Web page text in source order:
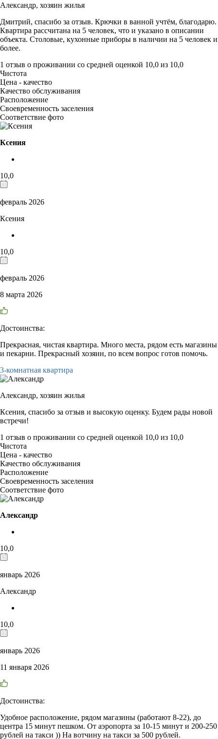
Александр, хозяин жилья
Дмитрий, спасибо за отзыв. Крючки в ванной учтём, благодарю.
Квартира рассчитана на 5 человек, что и указано в описании
объекта. Столовые, кухонные приборы в наличии на 5 человек и
более.
1 отзыв о проживании со средней оценкой 10,0 из 10,0
Чистота
Цена - качество
Качество обслуживания
Расположение
Своевременность заселения
Соответствие фото
Ксения
10,0
февраль 2026
Ксения
10,0
февраль 2026
8 марта 2026
Достоинства:
Прекрасная, чистая квартира. Много места, рядом есть магазины
и пекарни. Прекрасный хозяин, по всем вопрос готов помочь.
3-комнатная квартира
Александр, хозяин жилья
Ксения, спасибо за отзыв и высокую оценку. Будем рады новой
встречи!
1 отзыв о проживании со средней оценкой 10,0 из 10,0
Чистота
Цена - качество
Качество обслуживания
Расположение
Своевременность заселения
Соответствие фото
Александр
10,0
январь 2026
Александр
10,0
январь 2026
11 января 2026
Достоинства:
Удобное расположение, рядом магазины (работают 8-22), до
центра 15 минут пешком. От аэропорта за 10-15 минут и 200-250
рублей на такси )) На вотчину на такси за 500 рублей.